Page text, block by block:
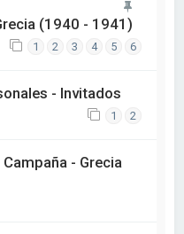
(1940 - 1941)
1 2 3 4 5 6
- Invitados
1 2
- Grecia